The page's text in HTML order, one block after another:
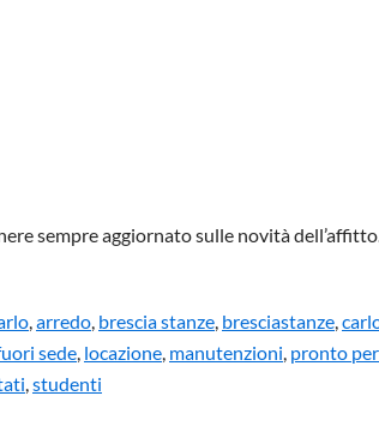
sempre aggiornato sulle novità dell’affitto.
arredo brescia stanze bresciastanze
sede locazione manutenzioni pronto
studenti